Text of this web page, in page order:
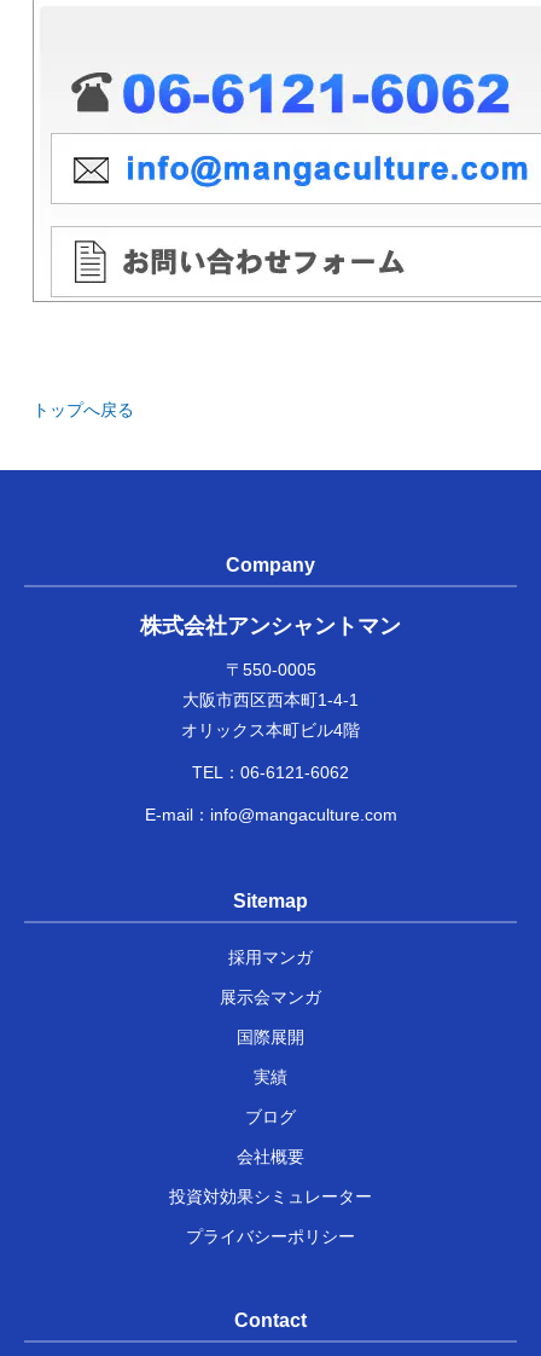
トップへ戻る
Company
株式会社アンシャントマン
〒550-0005
大阪市西区西本町1-4-1
オリックス本町ビル4階
TEL： 06-6121-6062
E-mail： info@mangaculture.com
Sitemap
採用マンガ
展示会マンガ
国際展開
実績
ブログ
会社概要
投資対効果シミュレーター
プライバシーポリシー
Contact